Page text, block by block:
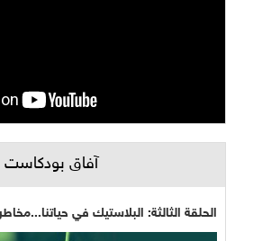
آفاق بودكاست
الحلقة الثالثة: البلاستيك في